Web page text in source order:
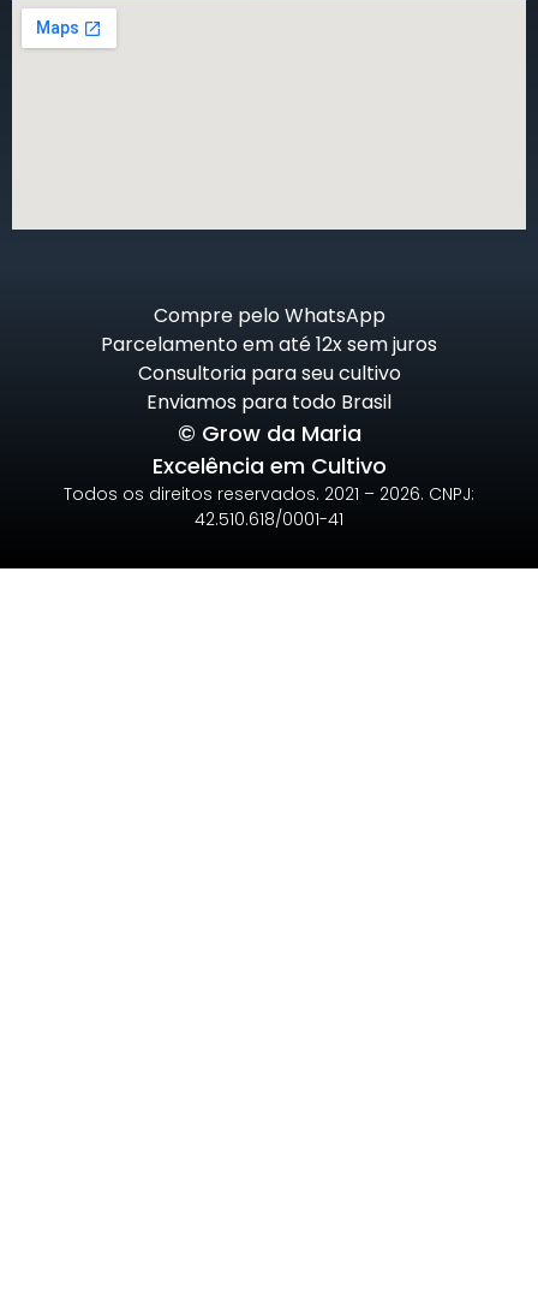
Compre pelo WhatsApp
Parcelamento em até 12x sem juros
Consultoria para seu cultivo
Enviamos para todo Brasil
© Grow da Maria
Excelência em Cultivo
Todos os direitos reservados. 2021 – 2026. CNPJ:
42.510.618/0001-41